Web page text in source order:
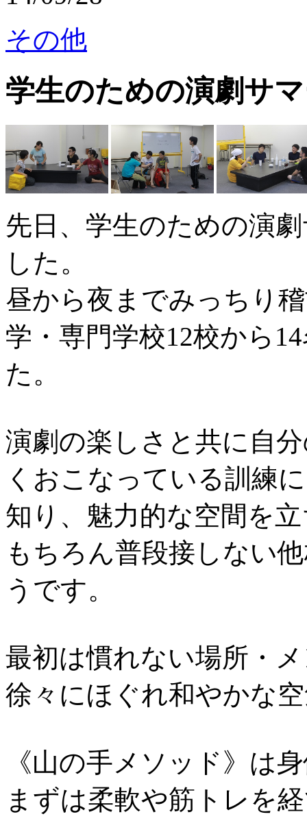
その他
学生のための演劇サ
先日、学生のための演
した。
昼から夜までみっちり
学・専門学校12校から
た。
演劇の楽しさと共に自
くおこなっている訓練
知り、魅力的な空間を
もちろん普段接しない
うです。
最初は慣れない場所・
徐々にほぐれ和やかな
《山の手メソッド》は
まずは柔軟や筋トレを